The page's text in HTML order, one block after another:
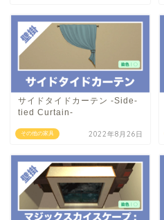
その他の家具
サイドタイドカーテン -Side-
tied Curtain-
2022年8月26日